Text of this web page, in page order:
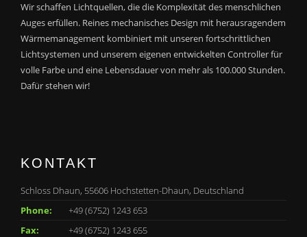
Wir schaffen Lichtquellen, die die Komplexität des menschlichen
Auges erfüllen. Reines mechanisches Design mit herausragendem
Wärmemanagement kombiniert mit unseren fortschrittlichen
Lichtsystemen und unserem eigenen entwickelten Controller für
volle Farbe und eine Lebensdauer von mehr als 100.000 Stunden.
Dafür stehen wir!
KONTAKT
Schloss Dhaun, 55606 Hochstetten-Dhaun, Deutschland
Phone:
+49 (6752) 1243 653
Fax:
+49 (6752) 1243 655